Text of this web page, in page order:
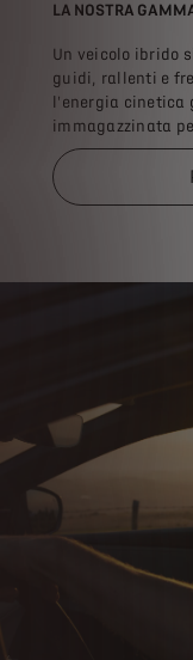
LA NOSTRA
Un veicolo ibrido
guidi, rallenti e
l'energia cinetica
immagazzinata